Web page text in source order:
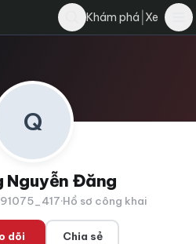
Khám phá Xe
Q
Nguyễn Đăng
·Hồ sơ công khai
dõi Chia sẻ